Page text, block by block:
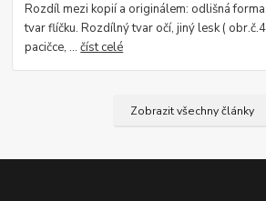
Rozdíl mezi kopií a originálem: odlišná
tvar flíčku. Rozdílný tvar očí, jiný lesk (
pacičce, ...číst celé
Zobrazit všechny články